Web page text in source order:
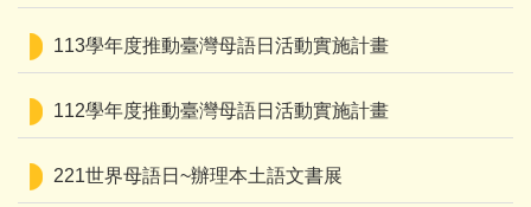
113學年度推動臺灣母語日活動實施計畫
112學年度推動臺灣母語日活動實施計畫
221世界母語日~辦理本土語文書展